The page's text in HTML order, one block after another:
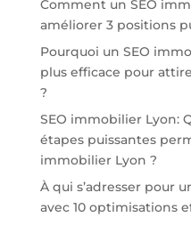
Comment un SEO
améliorer 3 positions
Pourquoi un SEO
plus efficace pour
?
SEO immobilier Lyon:
étapes puissantes
immobilier Lyon ?
À qui s’adresser pour
avec 10 optimisations